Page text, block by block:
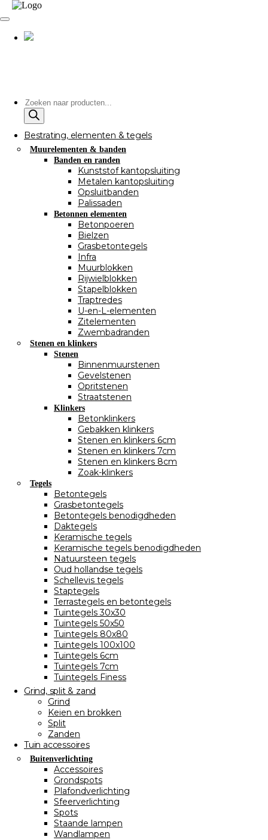
Producten
zoeken
Bestrating, elementen & tegels
Muurelementen & banden
Banden en randen
Kunststof kantopsluiting
Metalen kantopsluiting
Opsluitbanden
Palissaden
Betonnen elementen
Betonpoeren
Bielzen
Grasbetontegels
Infra
Muurblokken
Rijwielblokken
Stapelblokken
Traptredes
U-en-L-elementen
Zitelementen
Zwembadranden
Stenen en klinkers
Stenen
Binnenmuurstenen
Gevelstenen
Opritstenen
Straatstenen
Klinkers
Betonklinkers
Gebakken klinkers
Stenen en klinkers 6cm
Stenen en klinkers 7cm
Stenen en klinkers 8cm
Zoak-klinkers
Tegels
Betontegels
Grasbetontegels
Betontegels benodigdheden
Daktegels
Keramische tegels
Keramische tegels benodigdheden
Natuursteen tegels
Oud hollandse tegels
Schellevis tegels
Staptegels
Terrastegels en betontegels
Tuintegels 30x30
Tuintegels 50x50
Tuintegels 80x80
Tuintegels 100x100
Tuintegels 6cm
Tuintegels 7cm
Tuintegels Finess
Grind, split & zand
Grind
Keien en brokken
Split
Zanden
Tuin accessoires
Buitenverlichting
Accessoires
Grondspots
Plafondverlichting
Sfeerverlichting
Spots
Staande lampen
Wandlampen